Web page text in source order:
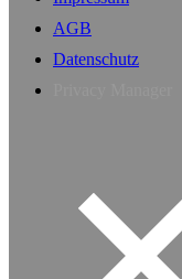
AGB
Datenschutz